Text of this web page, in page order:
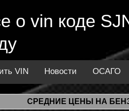
о vin коде
VIN Новости ОСАГО
СРЕДНИЕ ЦЕНЫ НА